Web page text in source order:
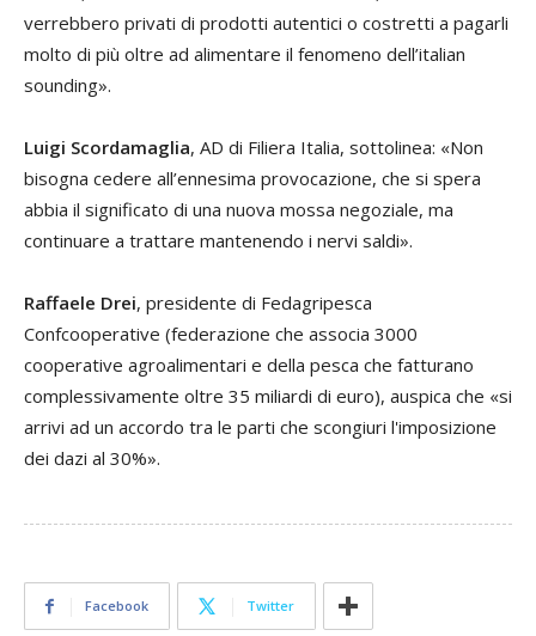
verrebbero privati di prodotti autentici o costretti a pagarli
molto di più oltre ad alimentare il fenomeno dell’italian
sounding».
Luigi Scordamaglia, AD di Filiera Italia, sottolinea: «Non
bisogna cedere all’ennesima provocazione, che si spera
abbia il significato di una nuova mossa negoziale, ma
continuare a trattare mantenendo i nervi saldi».
Raffaele Drei, presidente di Fedagripesca
Confcooperative (federazione che associa 3000
cooperative agroalimentari e della pesca che fatturano
complessivamente oltre 35 miliardi di euro), auspica che «si
arrivi ad un accordo tra le parti che scongiuri l'imposizione
dei dazi al 30%».
Facebook Twitter